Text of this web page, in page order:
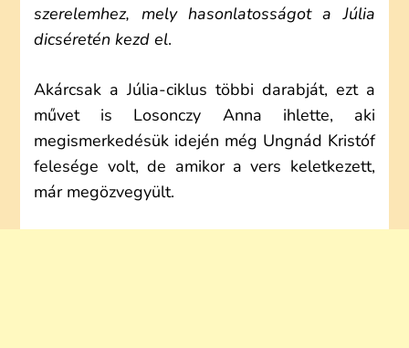
szerelemhez, mely hasonlatosságot a Júlia
dicséretén kezd el.
Akárcsak a Júlia-ciklus többi darabját, ezt a
művet is Losonczy Anna ihlette, aki
megismerkedésük idején még Ungnád Kristóf
felesége volt, de amikor a vers keletkezett,
már megözvegyült.